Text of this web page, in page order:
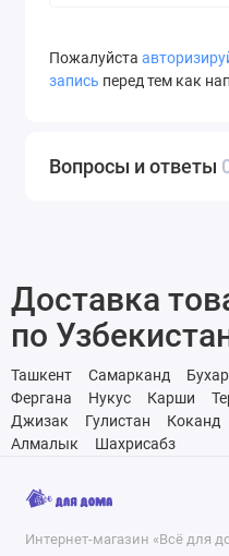
Пожалуйста
запись перед тем как
Вопросы и ответы
Доставка
по
Ташкент Самарканд
Фергана
Нукус Карши
Джизак
Гулистан Коканд
Алмалык
Шахрисабз
Интернет-магазин «Всё для